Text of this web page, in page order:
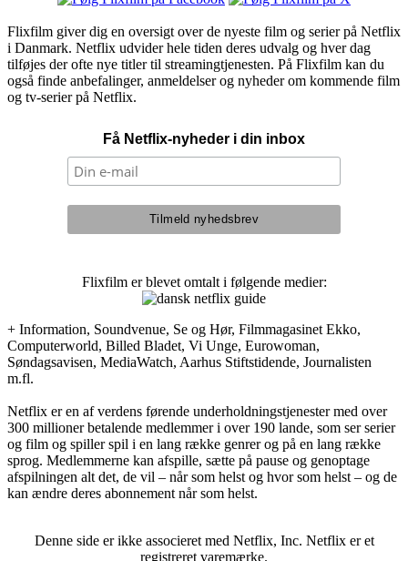
Flixfilm giver dig en oversigt over de nyeste film og serier på Netflix
i Danmark. Netflix udvider hele tiden deres udvalg og hver dag
tilføjes der ofte nye titler til streamingtjenesten. På Flixfilm kan du
også finde anbefalinger, anmeldelser og nyheder om kommende film
og tv-serier på Netflix.
Få Netflix-nyheder i din inbox
Flixfilm er blevet omtalt i følgende medier:
+ Information, Soundvenue, Se og Hør, Filmmagasinet Ekko,
Computerworld, Billed Bladet, Vi Unge, Eurowoman,
Søndagsavisen, MediaWatch, Aarhus Stiftstidende, Journalisten
m.fl.
Netflix er en af verdens førende underholdningstjenester med over
300 millioner betalende medlemmer i over 190 lande, som ser serier
og film og spiller spil i en lang række genrer og på en lang række
sprog. Medlemmerne kan afspille, sætte på pause og genoptage
afspilningen alt det, de vil – når som helst og hvor som helst – og de
kan ændre deres abonnement når som helst.
Denne side er ikke associeret med Netflix, Inc. Netflix er et
registreret varemærke.